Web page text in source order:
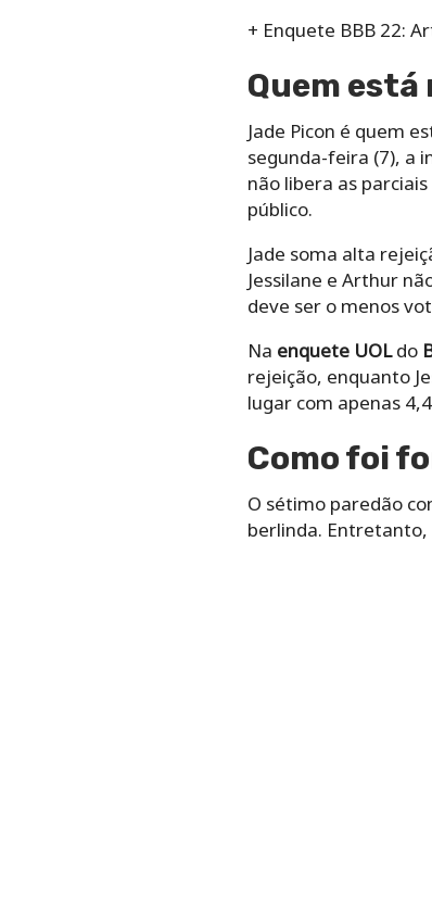
+ Enquete BBB 22:
Quem está
Jade Picon é quem
segunda-feira (7), a
não libera as
público.
Jade soma alta
Jessilane e Arthur
deve ser o menos
Na enquete UOLdo
rejeição, enquanto
lugar com apenas
Como foi
O sétimo paredão
berlinda. Entretanto,